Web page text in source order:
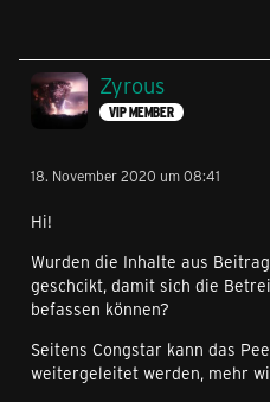
Zyrous
VIP MEMBER
18. November 2020 um 08:41
Hi!
Wurden die Inhalte aus
geschcikt, damit sich die
befassen können?
Seitens Congstar kann das
weitergeleitet werden, mehr